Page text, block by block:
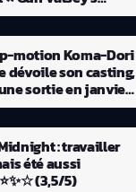
motion Koma-Dori
dévoile son casting,
sortie en janvier
: travailler
été aussi
⭐⭐⭐✨☆ (3,5/5)